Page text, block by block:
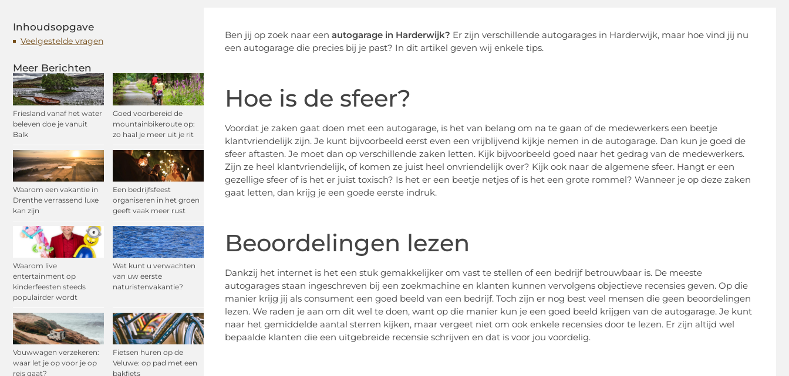
Inhoudsopgave
Veelgestelde vragen
Meer Berichten
Friesland vanaf het water
beleven doe je vanuit
Balk
Goed voorbereid de
mountainbikeroute op:
zo haal je meer uit je rit
Waarom een vakantie in
Drenthe verrassend luxe
kan zijn
Een bedrijfsfeest
organiseren in het groen
geeft vaak meer rust
Waarom live
entertainment op
kinderfeesten steeds
populairder wordt
Wat kunt u verwachten
van uw eerste
naturistenvakantie?
Vouwwagen verzekeren:
waar let je op voor je op
reis gaat?
Fietsen huren op de
Veluwe: op pad met een
bakfiets
Ben jij op zoek naar een autogarage in Harderwijk? Er zijn verschillende autogarages in Harderwijk, maar hoe vind jij nu
een autogarage die precies bij je past? In dit artikel geven wij enkele tips.
Hoe is de sfeer?
Voordat je zaken gaat doen met een autogarage, is het van belang om na te gaan of de medewerkers een beetje
klantvriendelijk zijn. Je kunt bijvoorbeeld eerst even een vrijblijvend kijkje nemen in de autogarage. Dan kun je goed de
sfeer aftasten. Je moet dan op verschillende zaken letten. Kijk bijvoorbeeld goed naar het gedrag van de medewerkers.
Zijn ze heel klantvriendelijk, of komen ze juist heel onvriendelijk over? Kijk ook naar de algemene sfeer. Hangt er een
gezellige sfeer of is het er juist toxisch? Is het er een beetje netjes of is het een grote rommel? Wanneer je op deze zaken
gaat letten, dan krijg je een goede eerste indruk.
Beoordelingen lezen
Dankzij het internet is het een stuk gemakkelijker om vast te stellen of een bedrijf betrouwbaar is. De meeste
autogarages staan ingeschreven bij een zoekmachine en klanten kunnen vervolgens objectieve recensies geven. Op die
manier krijg jij als consument een goed beeld van een bedrijf. Toch zijn er nog best veel mensen die geen beoordelingen
lezen. We raden je aan om dit wel te doen, want op die manier kun je een goed beeld krijgen van de autogarage. Je kunt
naar het gemiddelde aantal sterren kijken, maar vergeet niet om ook enkele recensies door te lezen. Er zijn altijd wel
bepaalde klanten die een uitgebreide recensie schrijven en dat is voor jou voordelig.